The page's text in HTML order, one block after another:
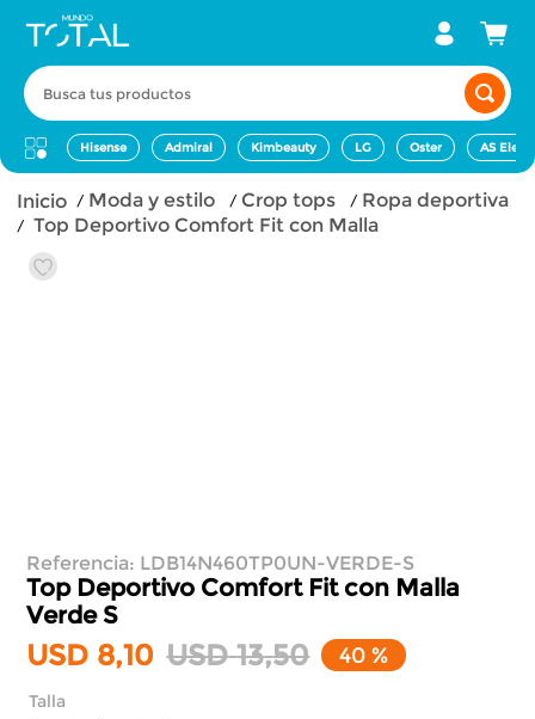
Busca tus productos
Hisense Admiral Kimbeauty LG Oster AS
moda y estilo
ropa deportiva
Top Deportivo Comfort Fit con Malla
Referencia: LDB14N460TP0UN-VERDE-S
Top Deportivo Comfort Fit con Malla
Verde S
USD 8,10 USD 13,50 40 %
Talla